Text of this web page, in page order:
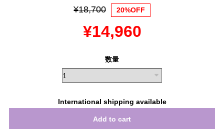
¥18,700 20%OFF
¥14,960
数量
International shipping available
Add to cart